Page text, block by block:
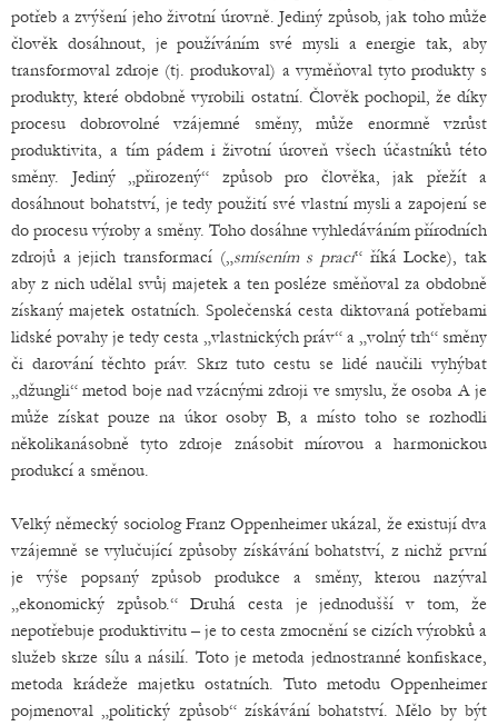
potřeb a zvýšení jeho životní úrovně. Jediný způsob, jak toho může
člověk dosáhnout, je používáním své mysli a energie tak, aby
transformoval zdroje (tj. produkoval) a vyměňoval tyto produkty s
produkty, které obdobně vyrobili ostatní. Člověk pochopil, že díky
procesu dobrovolné vzájemné směny, může enormně vzrůst
produktivita, a tím pádem i životní úroveň všech účastníků této
směny. Jediný „přirozený“ způsob pro člověka, jak přežít a
dosáhnout bohatství, je tedy použití své vlastní mysli a zapojení se
do procesu výroby a směny. Toho dosáhne vyhledáváním přírodních
zdrojů a jejich transformací („smísením s prací“ říká Locke), tak
aby z nich udělal svůj majetek a ten posléze směňoval za obdobně
získaný majetek ostatních. Společenská cesta diktovaná potřebami
lidské povahy je tedy cesta „vlastnických práv“ a „volný trh“ směny
či darování těchto práv. Skrz tuto cestu se lidé naučili vyhýbat
„džungli“ metod boje nad vzácnými zdroji ve smyslu, že osoba A je
může získat pouze na úkor osoby B, a místo toho se rozhodli
několikanásobně tyto zdroje znásobit mírovou a harmonickou
produkcí a směnou.
Velký německý sociolog Franz Oppenheimer ukázal, že existují dva
vzájemně se vylučující způsoby získávání bohatství, z nichž první
je výše popsaný způsob produkce a směny, kterou nazýval
„ekonomický způsob.“ Druhá cesta je jednodušší v tom, že
nepotřebuje produktivitu – je to cesta zmocnění se cizích výrobků a
služeb skrze sílu a násilí. Toto je metoda jednostranné konfiskace,
metoda krádeže majetku ostatních. Tuto metodu Oppenheimer
pojmenoval „politický způsob“ získávání bohatství. Mělo by být